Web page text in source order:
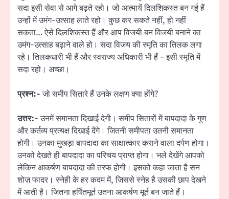
सदा इसी सेवा से आगे बढ़ते रहो। जो आत्मायें दिलशिकस्त बन गई हैं
उन्हों में उमंग-उत्साह लाते रहो। कुछ कर सकते नहीं, हो नहीं
सकता… ऐसे दिलशिकस्त हैं और आप विजयी बन विजयी बनाने का
उमंग-उत्साह बढ़ाने वाले हो। सदा विजय की स्मृति का तिलक लगा
रहे। तिलकधारी भी हैं और स्वराज्य अधिकारी भी हैं – इसी स्मृति में
सदा रहो। अच्छा।
प्रश्न:-जो समीप सितारे हैं उनके लक्षण क्या होंगे?
उत्तर:-उनमें समानता दिखाई देगी। समीप सितारों में बापदादा के गुण
और कर्तव्य प्रत्यक्ष दिखाई देंगे। जितनी समीपता उतनी समानता
होगी। उनका मुखड़ा बापदादा का साक्षात्कार कराने वाला दर्पण होगा।
उनको देखते ही बापदादा का परिचय प्राप्त होगा। भले देखेंगे आपको
लेकिन आकर्षण बापदादा की तरफ होगी। इसको कहा जाता है सन
शोज़ फादर। स्नेही के हर कदम में, जिससे स्नेह है उसकी छाप देखने
में आती है। जितना हर्षितमूर्त उतना आकर्षण मूर्त बन जाते हैं।